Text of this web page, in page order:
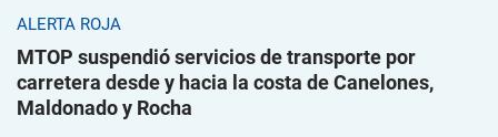
ALERTA ROJA
MTOP suspendió servicios de transporte por
carretera desde y hacia la costa de Canelones,
Maldonado y Rocha